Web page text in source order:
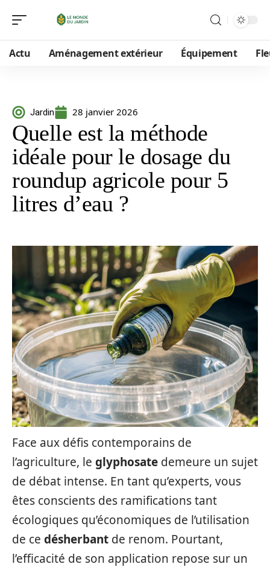
Actu Aménagement extérieur Équipement
Jardin 28 janvier 2026
Quelle est la méthode
idéale pour le dosage du
roundup agricole pour 5
litres d’eau ?
Face aux défis contemporains de
l’agriculture, le glyphosate demeure un sujet
de débat intense. En tant qu’experts, vous
êtes conscients des ramifications tant
écologiques qu’économiques de l’utilisation
de ce désherbant de renom. Pourtant,
l’efficacité de son application repose sur un